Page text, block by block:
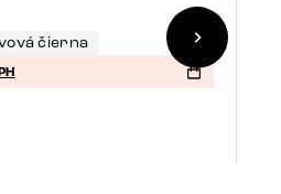
čierna